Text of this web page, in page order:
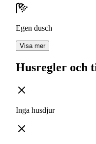
Egen dusch
Visa mer
Husregler och
Inga husdjur